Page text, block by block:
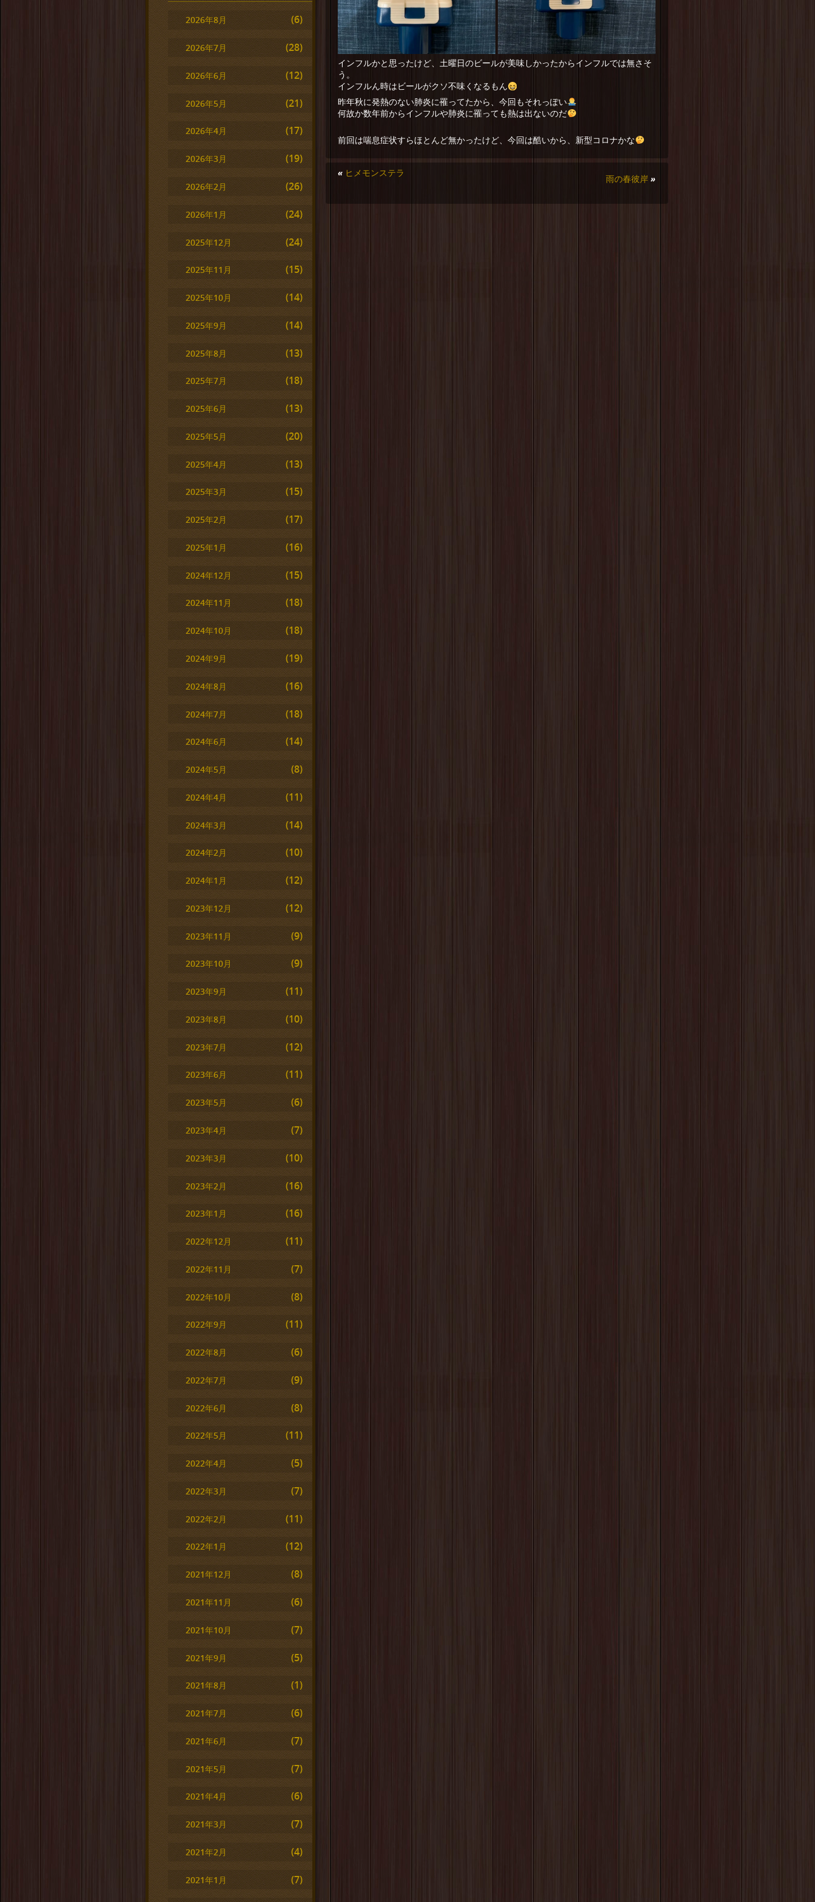
インフルかと思ったけど、土曜日のビールが美味しかったからインフルでは無さそ
う。
インフルん時はビールがクソ不味くなるもん
昨年秋に発熱のない肺炎に罹ってたから、今回もそれっぽい
何故か数年前からインフルや肺炎に罹っても熱は出ないのだ
前回は喘息症状すらほとんど無かったけど、今回は酷いから、新型コロナかな
« ヒメモンステラ
雨の春彼岸 »
2026年8月 (6)
2026年7月 (28)
2026年6月 (12)
2026年5月 (21)
2026年4月 (17)
2026年3月 (19)
2026年2月 (26)
2026年1月 (24)
2025年12月 (24)
2025年11月 (15)
2025年10月 (14)
2025年9月 (14)
2025年8月 (13)
2025年7月 (18)
2025年6月 (13)
2025年5月 (20)
2025年4月 (13)
2025年3月 (15)
2025年2月 (17)
2025年1月 (16)
2024年12月 (15)
2024年11月 (18)
2024年10月 (18)
2024年9月 (19)
2024年8月 (16)
2024年7月 (18)
2024年6月 (14)
2024年5月 (8)
2024年4月 (11)
2024年3月 (14)
2024年2月 (10)
2024年1月 (12)
2023年12月 (12)
2023年11月 (9)
2023年10月 (9)
2023年9月 (11)
2023年8月 (10)
2023年7月 (12)
2023年6月 (11)
2023年5月 (6)
2023年4月 (7)
2023年3月 (10)
2023年2月 (16)
2023年1月 (16)
2022年12月 (11)
2022年11月 (7)
2022年10月 (8)
2022年9月 (11)
2022年8月 (6)
2022年7月 (9)
2022年6月 (8)
2022年5月 (11)
2022年4月 (5)
2022年3月 (7)
2022年2月 (11)
2022年1月 (12)
2021年12月 (8)
2021年11月 (6)
2021年10月 (7)
2021年9月 (5)
2021年8月 (1)
2021年7月 (6)
2021年6月 (7)
2021年5月 (7)
2021年4月 (6)
2021年3月 (7)
2021年2月 (4)
2021年1月 (7)